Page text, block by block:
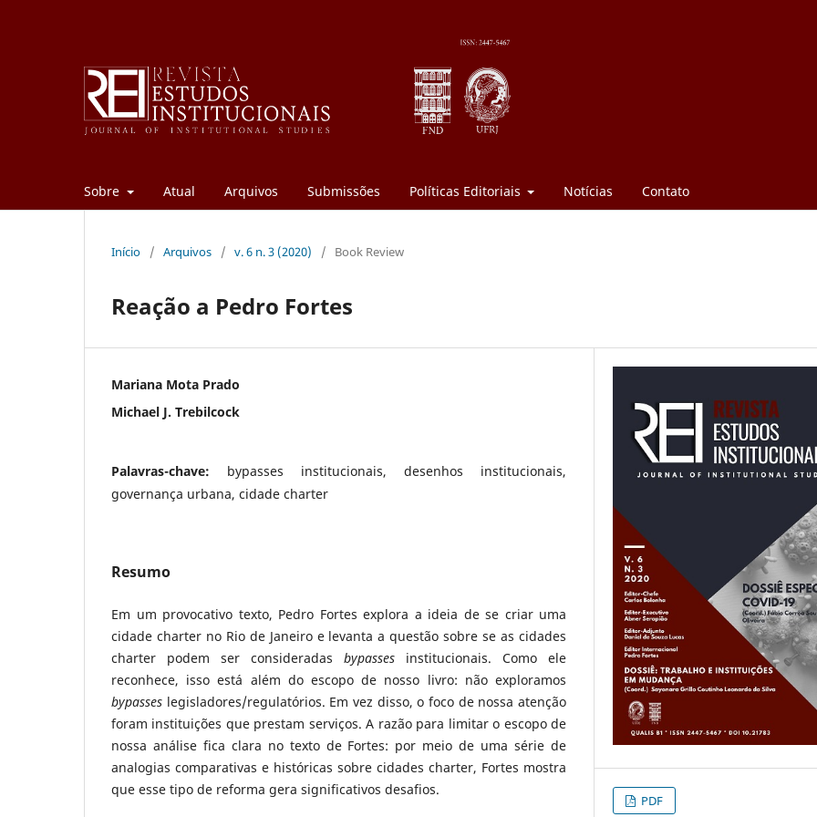
Sobre Atual Arquivos Submissões Políticas Editoriais Notícias Contato
Início / Arquivos / v. 6 n. 3 (2020) / Book Review
Reação a Pedro Fortes
Mariana Mota Prado
Michael J. Trebilcock
Palavras-chave: bypasses institucionais, desenhos institucionais,
governança urbana, cidade charter
Resumo
Em um provocativo texto, Pedro Fortes explora a ideia de se criar uma
cidade charter no Rio de Janeiro e levanta a questão sobre se as cidades
charter podem ser consideradas bypasses institucionais. Como ele
reconhece, isso está além do escopo de nosso livro: não exploramos
bypasses legisladores/regulatórios. Em vez disso, o foco de nossa atenção
foram instituições que prestam serviços. A razão para limitar o escopo de
nossa análise fica clara no texto de Fortes: por meio de uma série de
analogias comparativas e históricas sobre cidades charter, Fortes mostra
que esse tipo de reforma gera significativos desafios.
PDF